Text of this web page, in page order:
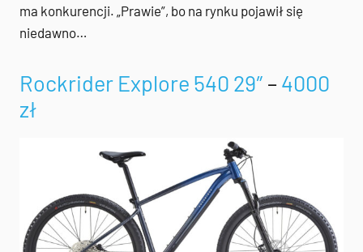
ma konkurencji. „Prawie”, bo na rynku pojawił się
niedawno…
Rockrider Explore 540 29″ – 4000
zł